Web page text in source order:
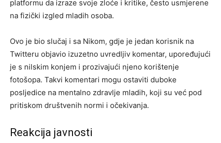
platformu da izraze svoje zloće i kritike, često usmjerene
na fizički izgled mladih osoba.
Ovo je bio slučaj i sa Nikom, gdje je jedan korisnik na
Twitteru objavio izuzetno uvredljiv komentar, upoređujući
je s nilskim konjem i prozivajući njeno korištenje
fotošopa. Takvi komentari mogu ostaviti duboke
posljedice na mentalno zdravlje mladih, koji su već pod
pritiskom društvenih normi i očekivanja.
Reakcija javnosti